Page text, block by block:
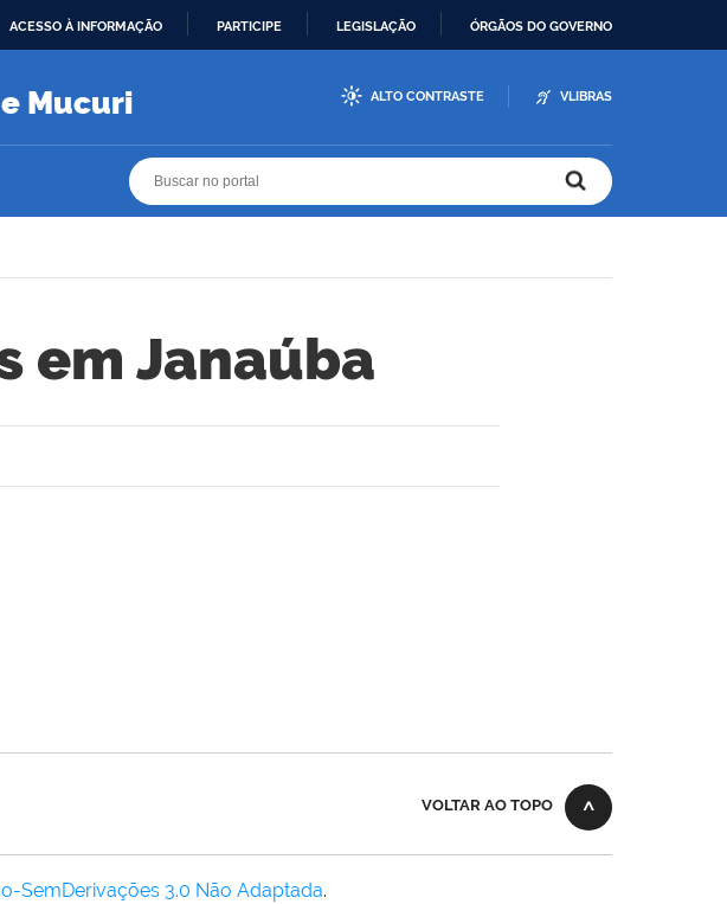
ACESSO À INFORMAÇÃO PARTICIPE LEGISLAÇÃO ÓRGÃOS DO GOVERNO
Mucuri ALTO CONTRASTE VLIBRAS
em Janaúba
VOLTAR AO TOPO
SemDerivações 3.0 Não Adaptada.